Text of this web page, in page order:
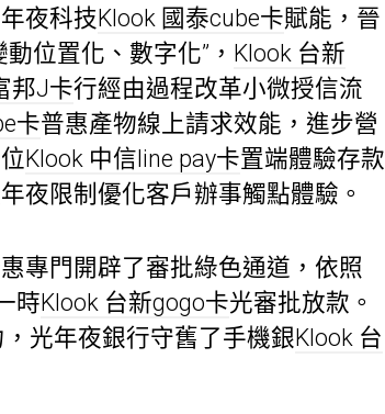
夜科技 Klook 國泰cube卡賦能，晉
位置化、數字化”， Klook 台新
邦J卡行經由過程改革小微授信流
卡普惠產物線上請求效能，進步營
Klook 中信line pay卡置端體驗存款
夜限制優化客戶辦事觸點體驗。
專門開辟了審批綠色通道，依照
時Klook 台新gogo卡光審批放款。
，光年夜銀行守舊了手機銀Klook 台